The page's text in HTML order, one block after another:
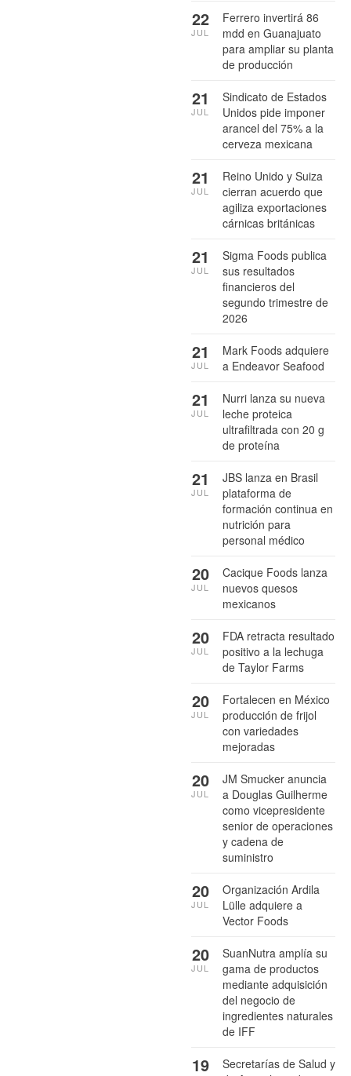
Ferrero invertirá 86
mdd en Guanajuato
para ampliar su planta
de producción
22
JUL
Sindicato de Estados
Unidos pide imponer
arancel del 75% a la
cerveza mexicana
21
JUL
Reino Unido y Suiza
cierran acuerdo que
agiliza exportaciones
cárnicas británicas
21
JUL
Sigma Foods publica
sus resultados
financieros del
segundo trimestre de
2026
21
JUL
Mark Foods adquiere
a Endeavor Seafood
21
JUL
Nurri lanza su nueva
leche proteica
ultrafiltrada con 20 g
de proteína
21
JUL
JBS lanza en Brasil
plataforma de
formación continua en
nutrición para
personal médico
21
JUL
Cacique Foods lanza
nuevos quesos
mexicanos
20
JUL
FDA retracta resultado
positivo a la lechuga
de Taylor Farms
20
JUL
Fortalecen en México
producción de frijol
con variedades
mejoradas
20
JUL
JM Smucker anuncia
a Douglas Guilherme
como vicepresidente
senior de operaciones
y cadena de
suministro
20
JUL
Organización Ardila
Lülle adquiere a
Vector Foods
20
JUL
SuanNutra amplía su
gama de productos
mediante adquisición
del negocio de
ingredientes naturales
de IFF
20
JUL
Secretarías de Salud y
19